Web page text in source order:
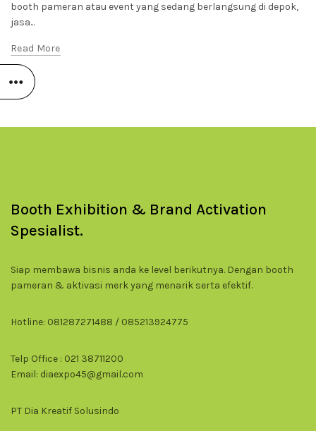
booth pameran atau event yang sedang berlangsung di depok,
jasa...
Read More
Booth Exhibition & Brand Activation
Spesialist.
Siap membawa bisnis anda ke level berikutnya. Dengan booth
pameran & aktivasi merk yang menarik serta efektif.
Hotline: 081287271488 / 085213924775
Telp Office : 021 38711200
Email: diaexpo45@gmail.com
PT Dia Kreatif Solusindo